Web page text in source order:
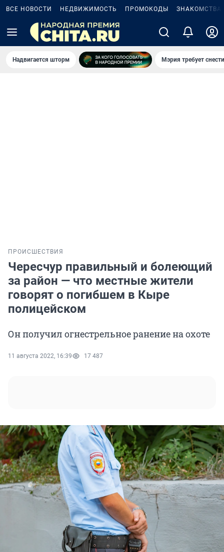
ВСЕ НОВОСТИ НЕДВИЖИМОСТЬ ПРОМОКОДЫ ЗНАКОМСТВА
Надвигается шторм Мэрия требует
ПРОИСШЕСТВИЯ
Чересчур правильный и болеющий
за район — что местные жители
говорят о погибшем в Кыре
полицейском
Он получил огнестрельное ранение на охоте
11 августа 2022, 16:39 17 487